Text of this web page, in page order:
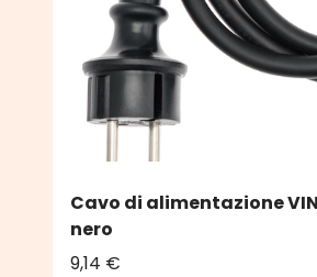
Cavo di alimentazione
nero
9,14 €